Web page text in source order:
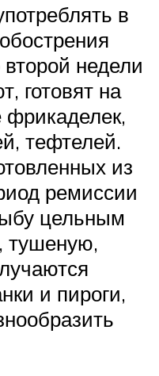
в
недели
готовят на
фрикаделек,
тефтелей.
из
ремиссии
цельным
тушеную,
и пироги,